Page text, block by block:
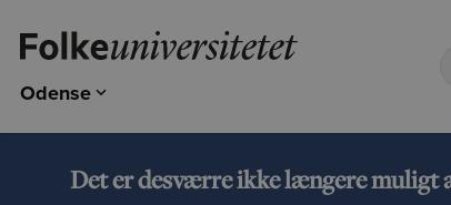
Odense
Odense
Esbjerg
Det er desværre ikke længere muligt